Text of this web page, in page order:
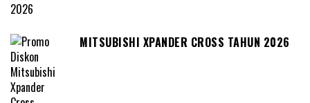
MITSUBISHI XPANDER CROSS TAHUN 2026